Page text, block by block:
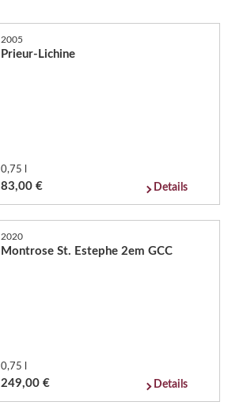
2005
Prieur-Lichine
0,75 l
83,00 € Details
2020
Montrose St. Estephe 2em GCC
0,75 l
249,00 € Details